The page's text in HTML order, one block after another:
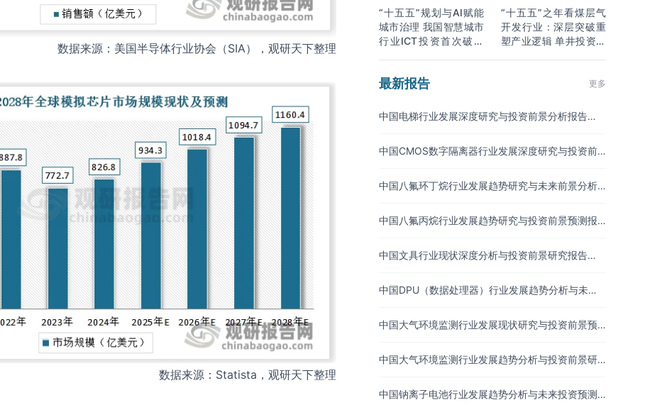
数据来源：美国半导体行业协会（SIA），观研天下整理
数据来源：Statista，观研天下整理
“十五五”规划与AI赋能
城市治理 我国智慧城市
行业ICT投资首次破万
“十五五”之年看煤层气
开发行业：深层突破重
塑产业逻辑 单井投资成
最新报告 更多
中国电梯行业发展深度研究与投资前景分析报告
中国CMOS数字隔离器行业发展深度研究与投资前
中国八氟环丁烷行业发展趋势研究与未来前景分析
中国八氟丙烷行业发展趋势研究与投资前景预测报
中国文具行业现状深度分析与投资前景研究报告
中国DPU（数据处理器）行业发展趋势分析与未来
中国大气环境监测行业发展现状研究与投资前景预
中国大气环境监测行业发展趋势分析与投资前景研
中国钠离子电池行业发展趋势分析与未来投资预测